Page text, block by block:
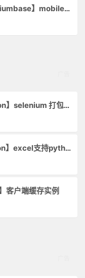
【seleniumbase】mobile在firefox无效问题
【Python】selenium 打包后报错解决
【python】excel支持python好是好，也要注意风险，一盆凉水
客户端缓存实例